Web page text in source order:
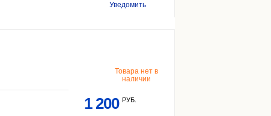
Уведомить
Товара нет в
наличии
1 200 РУБ.